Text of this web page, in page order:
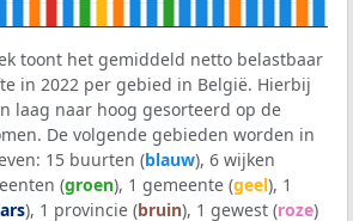
toont het gemiddeld netto belastbaar
in 2022 per gebied in België. Hierbij
laag naar hoog gesorteerd op de
De volgende gebieden worden in
15 buurten (blauw), 6 wijken
(groen), 1 gemeente (geel), 1
), 1 provincie (bruin), 1 gewest (roze)